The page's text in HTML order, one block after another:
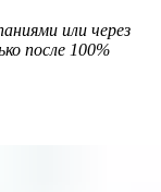
или через
после 100%